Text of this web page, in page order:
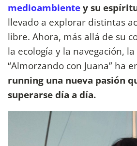
medioambientey su
llevado a explorar distintas
libre. Ahora, más allá de su
la ecología y la navegación,
“Almorzando con Juana” ha
running una nueva pasión
superarse día a día.